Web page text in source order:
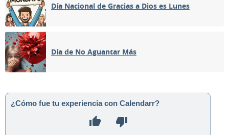
Día Nacional de Gracias a Dios es Lunes
Día de No Aguantar Más
¿Cómo fue tu experiencia con Calendarr?